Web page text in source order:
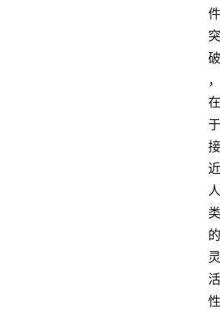
件
突
破
，
在
于
接
近
人
类
的
灵
活
性